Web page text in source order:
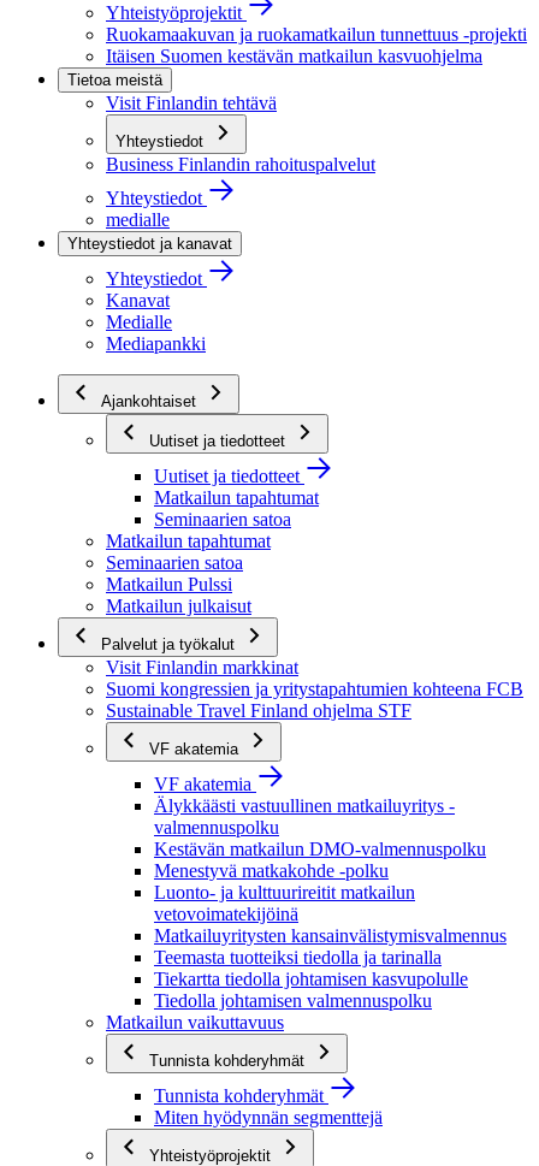
Yhteistyöprojektit
Ruokamaakuvan ja ruokamatkailun tunnettuus -projekti
Itäisen Suomen kestävän matkailun kasvuohjelma
Tietoa meistä
Visit Finlandin tehtävä
Yhteystiedot
Business Finlandin rahoituspalvelut
Yhteystiedot
medialle
Yhteystiedot ja kanavat
Yhteystiedot
Kanavat
Medialle
Mediapankki
Ajankohtaiset
Uutiset ja tiedotteet
Uutiset ja tiedotteet
Matkailun tapahtumat
Seminaarien satoa
Matkailun tapahtumat
Seminaarien satoa
Matkailun Pulssi
Matkailun julkaisut
Palvelut ja työkalut
Visit Finlandin markkinat
Suomi kongressien ja yritystapahtumien kohteena FCB
Sustainable Travel Finland ohjelma STF
VF akatemia
VF akatemia
Älykkäästi vastuullinen matkailuyritys -
valmennuspolku
Kestävän matkailun DMO-valmennuspolku
Menestyvä matkakohde -polku
Luonto- ja kulttuurireitit matkailun
vetovoimatekijöinä
Matkailuyritysten kansainvälistymisvalmennus
Teemasta tuotteiksi tiedolla ja tarinalla
Tiekartta tiedolla johtamisen kasvupolulle
Tiedolla johtamisen valmennuspolku
Matkailun vaikuttavuus
Tunnista kohderyhmät
Tunnista kohderyhmät
Miten hyödynnän segmenttejä
Yhteistyöprojektit